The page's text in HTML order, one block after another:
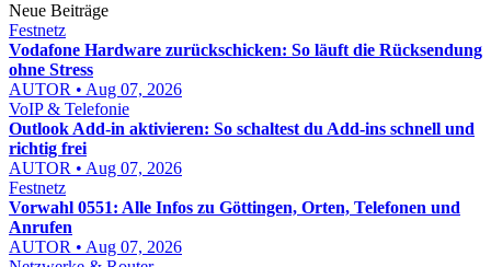
Neue Beiträge
Festnetz
Vodafone Hardware zurückschicken: So läuft die Rücksendung
ohne Stress
AUTOR • Aug 07, 2026
VoIP & Telefonie
Outlook Add-in aktivieren: So schaltest du Add-ins schnell und
richtig frei
AUTOR • Aug 07, 2026
Festnetz
Vorwahl 0551: Alle Infos zu Göttingen, Orten, Telefonen und
Anrufen
AUTOR • Aug 07, 2026